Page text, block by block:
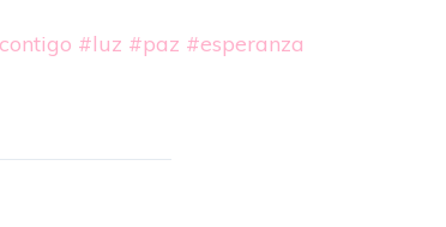
#luz #paz #esperanza